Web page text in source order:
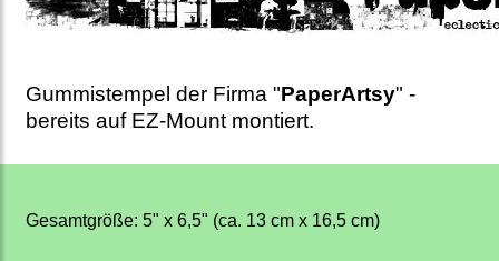
Gummistempel der Firma "PaperArtsy" -
bereits auf EZ-Mount montiert.
Gesamtgröße: 5" x 6,5" (ca. 13 cm x 16,5 cm)